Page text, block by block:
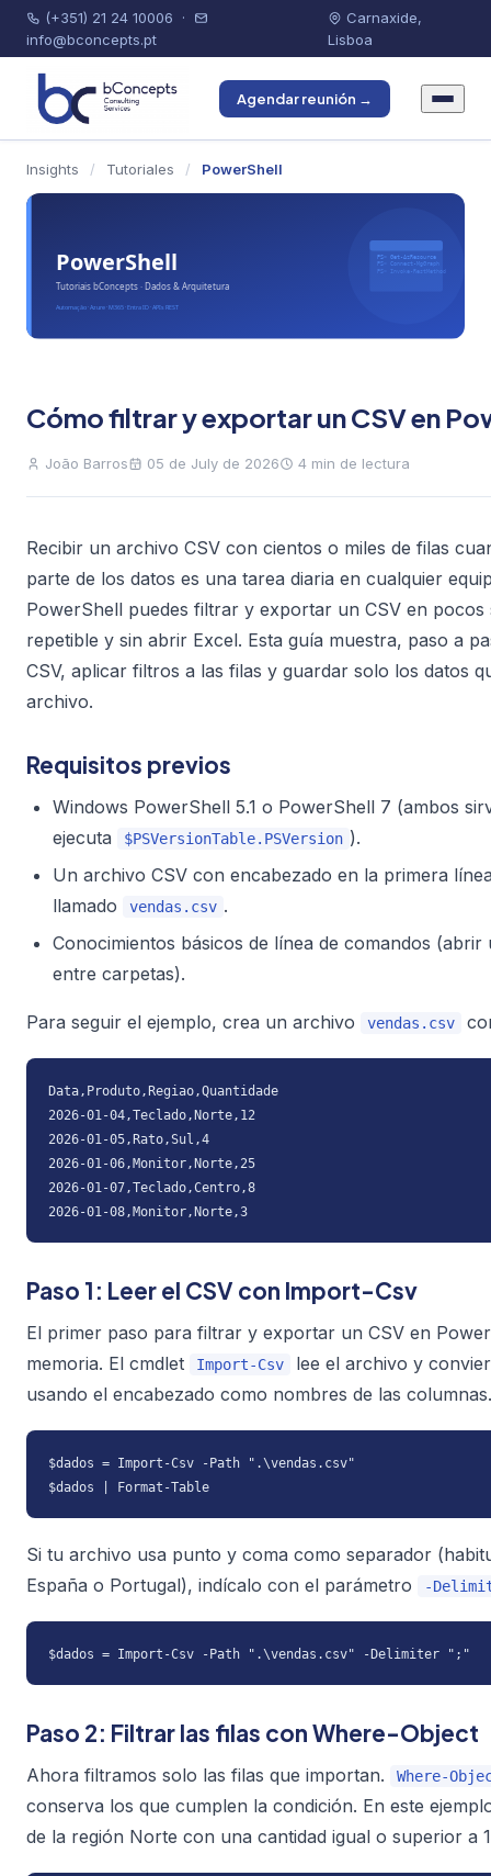
(+351) 21 24 10006 ·
info@bconcepts.pt
Carnaxide,
Lisboa
Agendar reunión →
Insights / Tutoriales / PowerShell
Cómo filtrar y exportar un CSV en
João Barros 05 de July de 2026 4 min de lectura
Recibir un archivo CSV con cientos o miles de filas
parte de los datos es una tarea diaria en cualquier
PowerShell puedes filtrar y exportar un CSV en pocos
repetible y sin abrir Excel. Esta guía muestra, paso a
CSV, aplicar filtros a las filas y guardar solo los datos
archivo.
Requisitos previos
Windows PowerShell 5.1 o PowerShell 7 (ambos
ejecuta
$PSVersionTable.PSVersion ).
Un archivo CSV con encabezado en la primera
llamado
vendas.csv .
Conocimientos básicos de línea de comandos
entre carpetas).
Para seguir el ejemplo, crea un archivo vendas.csv
Data,Produto,Regiao,Quantidade
2026-01-04,Teclado,Norte,12
2026-01-05,Rato,Sul,4
2026-01-06,Monitor,Norte,25
2026-01-07,Teclado,Centro,8
2026-01-08,Monitor,Norte,3
Paso 1: Leer el CSV con Import-Csv
El primer paso para filtrar y exportar un CSV en
memoria. El cmdlet
Import-Csv
lee el archivo y
usando el encabezado como nombres de las columnas.
$dados = Import-Csv -Path ".\vendas.csv"
$dados | Format-Table
Si tu archivo usa punto y coma como separador
España o Portugal), indícalo con el parámetro
-
$dados = Import-Csv -Path ".\vendas.csv" -Delimiter ";"
Paso 2: Filtrar las filas con Where-Object
Ahora filtramos solo las filas que importan. Where-
conserva los que cumplen la condición. En este
de la región Norte con una cantidad igual o superior a